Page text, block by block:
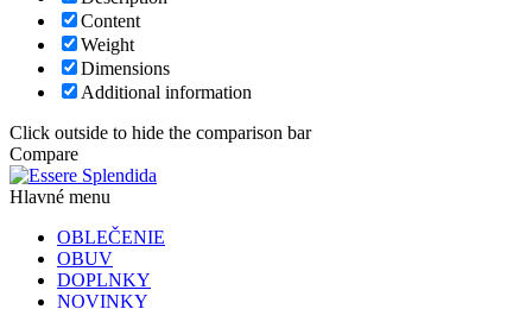
Content
Weight
Dimensions
Additional information
Click outside to hide the comparison bar
Compare
Hlavné menu
OBLEČENIE
OBUV
DOPLNKY
NOVINKY